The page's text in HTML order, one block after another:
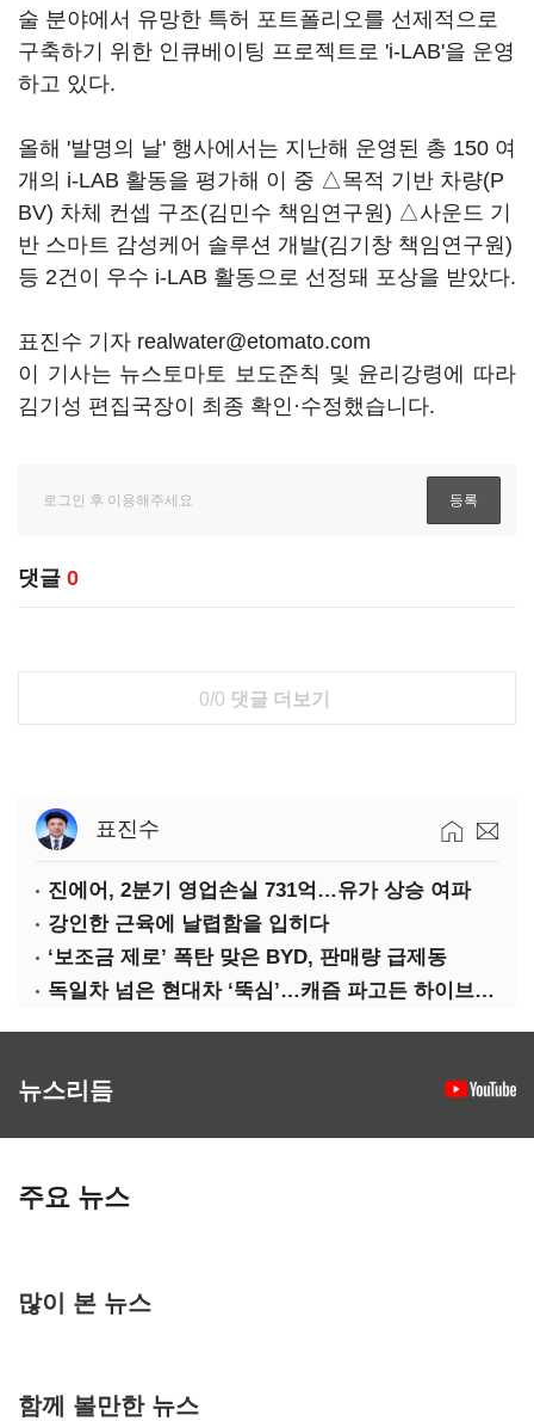
술 분야에서 유망한 특허 포트폴리오를 선제적으로
구축하기 위한 인큐베이팅 프로젝트로 'i-LAB'을 운영
하고 있다.
올해 '발명의 날' 행사에서는 지난해 운영된 총 150 여
개의 i-LAB 활동을 평가해 이 중 △목적 기반 차량(P
BV) 차체 컨셉 구조(김민수 책임연구원) △사운드 기
반 스마트 감성케어 솔루션 개발(김기창 책임연구원)
등 2건이 우수 i-LAB 활동으로 선정돼 포상을 받았다.
표진수 기자 realwater@etomato.com
이 기사는 뉴스토마토 보도준칙 및 윤리강령에 따라
김기성 편집국장이 최종 확인·수정했습니다.
댓글 0
0/0 댓글 더보기
표진수
진에어, 2분기 영업손실 731억…유가 상승 여파
강인한 근육에 날렵함을 입히다
‘보조금 제로’ 폭탄 맞은 BYD, 판매량 급제동
독일차 넘은 현대차 ‘뚝심’…캐즘 파고든 하이브리드 역전극
뉴스리듬
주요 뉴스
많이 본 뉴스
함께 볼만한 뉴스